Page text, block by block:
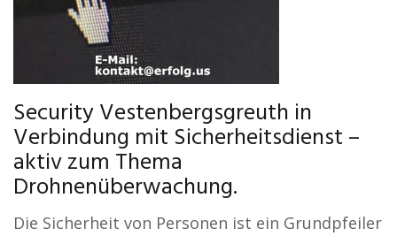
Security Vestenbergsgreuth in
Verbindung mit Sicherheitsdienst –
aktiv zum Thema
Drohnenüberwachung.
Die Sicherheit von Personen ist ein Grundpfeiler